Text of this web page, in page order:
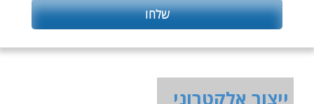
ייצור אלקטרוני